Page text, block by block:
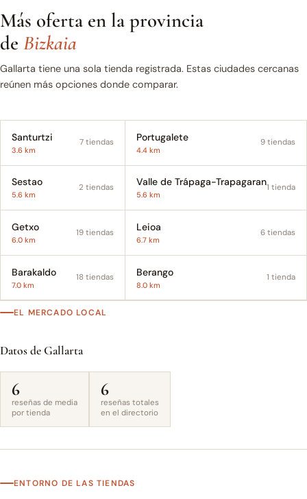
Más oferta en la provincia
de Bizkaia
Gallarta tiene una sola tienda registrada. Estas ciudades cercanas
reúnen más opciones donde comparar.
Santurtzi
3.6 km
7 tiendas Portugalete
4.4 km
9 tiendas
Sestao
5.6 km
2 tiendas Valle de Trápaga-Trapagaran
5.6 km
1 tienda
Getxo
6.0 km
19 tiendas Leioa
6.7 km
6 tiendas
Barakaldo
7.0 km
18 tiendas Berango
8.0 km
1 tienda
EL MERCADO LOCAL
Datos de Gallarta
6
reseñas de media
por tienda
6
reseñas totales
en el directorio
ENTORNO DE LAS TIENDAS